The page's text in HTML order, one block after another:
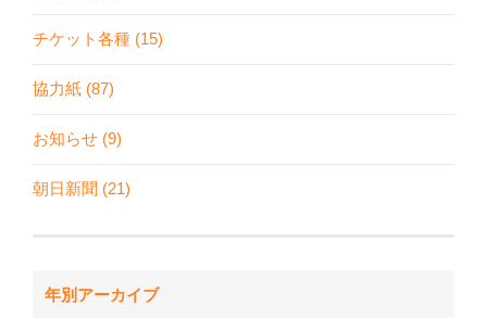
チケット各種 (15)
協力紙 (87)
お知らせ (9)
朝日新聞 (21)
年別アーカイブ